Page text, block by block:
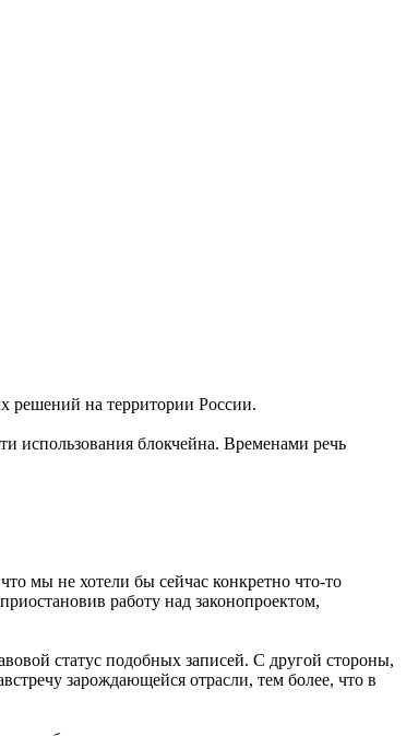
решений на территории России.
использования блокчейна. Временами речь
мы не хотели бы сейчас конкретно что-то
работу над законопроектом,
статус подобных записей. С другой стороны,
зарождающейся отрасли, тем более, что в